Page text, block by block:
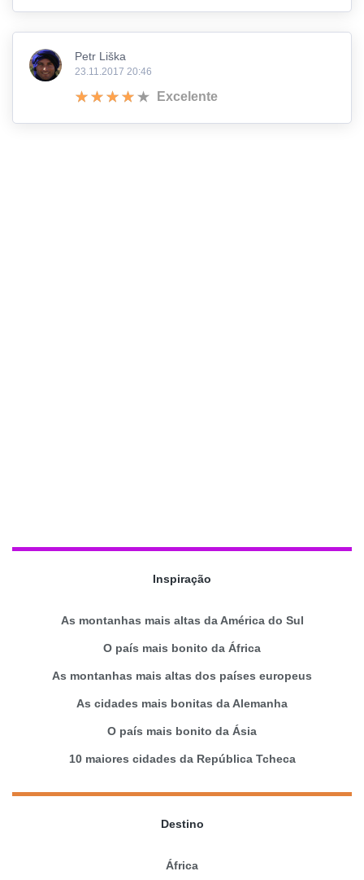
Petr Liška
23.11.2017 20:46
Excelente
Inspiração
As montanhas mais altas da América do Sul
O país mais bonito da África
As montanhas mais altas dos países europeus
As cidades mais bonitas da Alemanha
O país mais bonito da Ásia
10 maiores cidades da República Tcheca
Destino
África